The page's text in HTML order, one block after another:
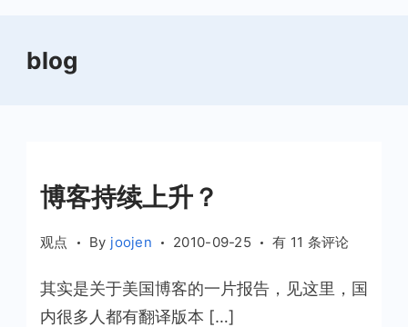
blog
博客持续上升？
观点 By joojen 2010-09-25
博
持
有 11 条评论
其实是关于美国博客的一片报告，见这里，国
内很多人都有翻译版本 […]